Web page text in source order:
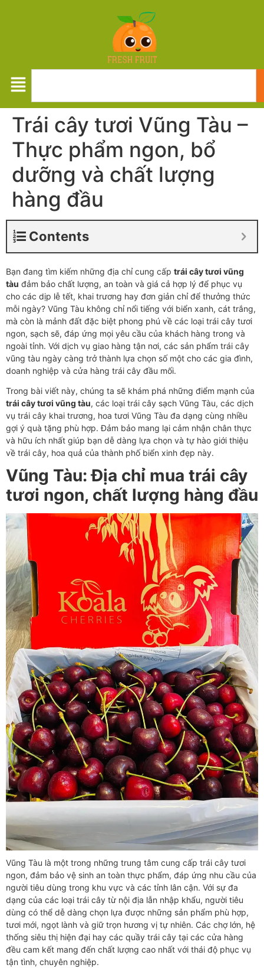
Trái cây tươi Vũng Tàu –
Thực phẩm ngon, bổ
dưỡng và chất lượng
hàng đầu
Contents
Bạn đang tìm kiếm những địa chỉ cung cấp trái cây tươi vũng
tàu đảm bảo chất lượng, an toàn và giá cả hợp lý để phục vụ
cho các dịp lễ tết, khai trương hay đơn giản chỉ để thưởng thức
mỗi ngày? Vũng Tàu không chỉ nổi tiếng với biển xanh, cát trắng,
mà còn là mảnh đất đặc biệt phong phú về các loại trái cây tươi
ngon, sạch sẽ, đáp ứng mọi yêu cầu của khách hàng trong và
ngoài tỉnh. Với dịch vụ giao hàng tận nơi, các sản phẩm trái cây
vũng tàu ngày càng trở thành lựa chọn số một cho các gia đình,
doanh nghiệp và cửa hàng trái cây đầu mối.
Trong bài viết này, chúng ta sẽ khám phá những điểm mạnh của
trái cây tươi vũng tàu, các loại trái cây sạch Vũng Tàu, các dịch
vụ trái cây khai trương, hoa tươi Vũng Tàu đa dạng cùng nhiều
gợi ý quà tặng phù hợp. Đảm bảo mang lại cảm nhận chân thực
và hữu ích nhất giúp bạn dễ dàng lựa chọn và tự hào giới thiệu
về trái cây, hoa quả của thành phố biển xinh đẹp này.
Vũng Tàu: Địa chỉ mua trái cây
tươi ngon, chất lượng hàng đầu
Vũng Tàu là một trong những trung tâm cung cấp trái cây tươi
ngon, đảm bảo vệ sinh an toàn thực phẩm, đáp ứng nhu cầu của
người tiêu dùng trong khu vực và các tỉnh lân cận. Với sự đa
dạng của các loại trái cây từ nội địa lẫn nhập khẩu, người tiêu
dùng có thể dễ dàng chọn lựa được những sản phẩm phù hợp,
tươi mới, ngọt lành và giữ trọn hương vị tự nhiên. Các chợ lớn, hệ
thống siêu thị hiện đại hay các quầy trái cây tại các cửa hàng
đều cam kết mang đến chất lượng cao nhất với thái độ phục vụ
tận tình, chuyên nghiệp.